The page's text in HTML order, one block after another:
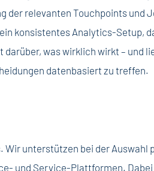
relevanten Touchpoints und
konsistentes Analytics-Setup,
was wirklich wirkt – und
datenbasiert zu treffen.
unterstützen bei der Auswahl
und Service-Plattformen.